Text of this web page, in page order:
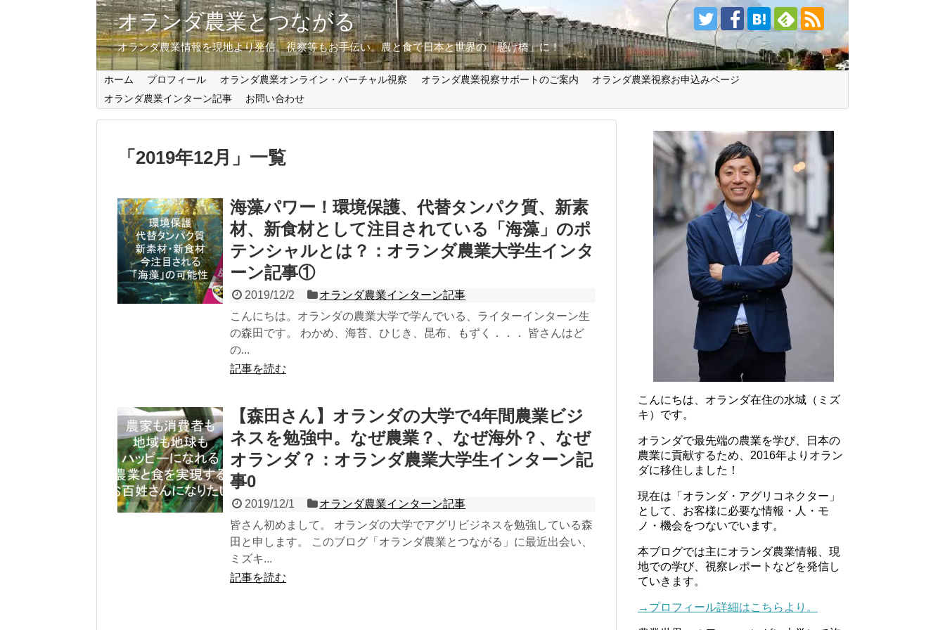
オランダ農業とつながる
オランダ農業情報を現地より発信。視察等もお手伝い。農と食で日本と世界の「懸け橋」に！
ホーム プロフィール オランダ農業オンライン・バーチャル視察 オランダ農業視察サポートのご案内
オランダ農業視察お申込みページ
オランダ農業インターン記事
お問い合わせ
「 2019年12月 」 一覧
海藻パワー！環境保護、代替タンパク質、新素
材、新食材として注目されている「海藻」のポ
テンシャルとは？：オランダ農業大学生インタ
ーン記事①
2019/12/2
オランダ農業インターン記事
こんにちは。オランダの農業大学で学んでいる、ライターインターン生
の森田です。 わかめ、海苔、ひじき、昆布、もずく．．． 皆さんはど
の...
記事を読む
【森田さん】オランダの大学で4年間農業ビジ
ネスを勉強中。なぜ農業？、なぜ海外？、なぜ
オランダ？：オランダ農業大学生インターン記
事0
2019/12/1
オランダ農業インターン記事
皆さん初めまして。 オランダの大学でアグリビジネスを勉強している森
田と申します。 このブログ「オランダ農業とつながる」に最近出会い、
ミズキ...
記事を読む
こんにちは、オランダ在住の水城（ミズ
キ）です。
オランダで最先端の農業を学び、日本の
農業に貢献するため、2016年よりオラン
ダに移住しました！
現在は「オランダ・アグリコネクター」
として、お客様に必要な情報・人・モ
ノ・機会をつないでいます。
本ブログでは主にオランダ農業情報、現
地での学び、視察レポートなどを発信し
ていきます。
→プロフィール詳細はこちらより。